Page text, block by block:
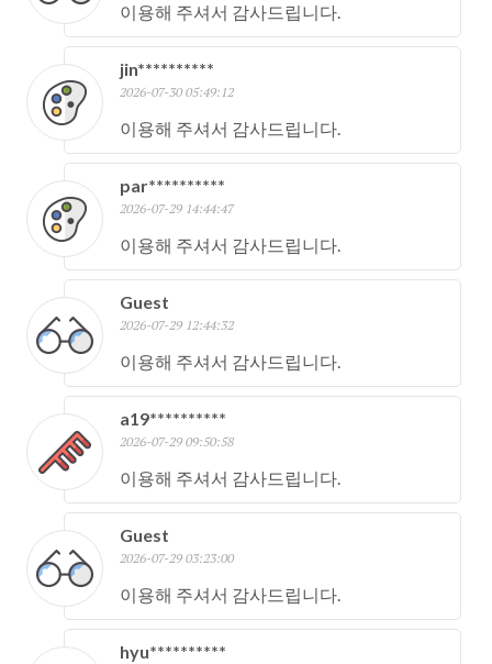
이용해 주셔서 감사드립니다.
jin**********
2026-07-30 05:49:12
이용해 주셔서 감사드립니다.
par**********
2026-07-29 14:44:47
이용해 주셔서 감사드립니다.
Guest
2026-07-29 12:44:32
이용해 주셔서 감사드립니다.
a19**********
2026-07-29 09:50:58
이용해 주셔서 감사드립니다.
Guest
2026-07-29 03:23:00
이용해 주셔서 감사드립니다.
hyu**********